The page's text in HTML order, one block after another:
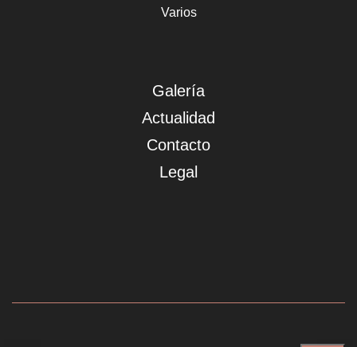
Varios
Galería
Actualidad
Contacto
Legal